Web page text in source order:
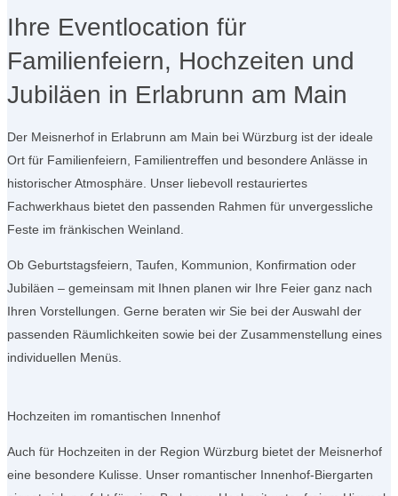
Ihre Eventlocation für
Familienfeiern, Hochzeiten und
Jubiläen in Erlabrunn am Main
Der Meisnerhof in Erlabrunn am Main bei Würzburg ist der ideale
Ort für Familienfeiern, Familientreffen und besondere Anlässe in
historischer Atmosphäre. Unser liebevoll restauriertes
Fachwerkhaus bietet den passenden Rahmen für unvergessliche
Feste im fränkischen Weinland.
Ob Geburtstagsfeiern, Taufen, Kommunion, Konfirmation oder
Jubiläen – gemeinsam mit Ihnen planen wir Ihre Feier ganz nach
Ihren Vorstellungen. Gerne beraten wir Sie bei der Auswahl der
passenden Räumlichkeiten sowie bei der Zusammenstellung eines
individuellen Menüs.
Hochzeiten im romantischen Innenhof
Auch für Hochzeiten in der Region Würzburg bietet der Meisnerhof
eine besondere Kulisse. Unser romantischer Innenhof-Biergarten